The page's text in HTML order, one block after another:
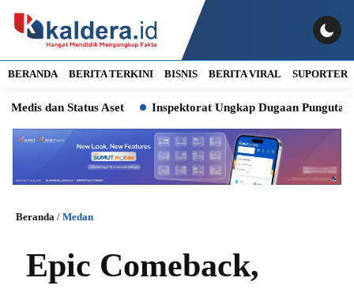
BERANDA BERITA TERKINI BISNIS BERITA VIRAL SUPORTER
dan Status Aset Inspektorat Ungkap Dugaan Pungutan Liar,
Beranda / Medan
Epic Comeback,